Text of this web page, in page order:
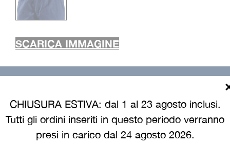
CHIUSURA ESTIVA: dal 1 al 23 agosto inclusi.
Tutti gli ordini inseriti in questo periodo verranno
presi in carico dal 24 agosto 2026.
SCARICA IMMAGINE
Global Trading
è un’azienda in continua
evoluzione che sta sempre più allargando le sue
vendite in Italia, proponendo un abbigliamento